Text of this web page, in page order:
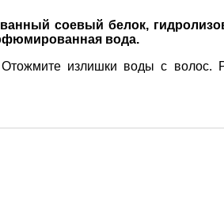
соевый белок,
вода.
излишки воды с